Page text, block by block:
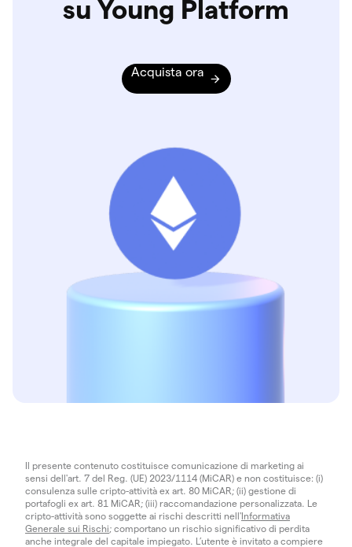
su Young Platform
Acquista ora
Il presente contenuto costituisce comunicazione di marketing ai
sensi dell'art. 7 del Reg. (UE) 2023/1114 (MiCAR) e non costituisce: (i)
consulenza sulle cripto-attività ex art. 80 MiCAR; (ii) gestione di
portafogli ex art. 81 MiCAR; (iii) raccomandazione personalizzata. Le
cripto-attività sono soggette ai rischi descritti nell'Informativa
Generale sui Rischi; comportano un rischio significativo di perdita
anche integrale del capitale impiegato. L’utente è invitato a compiere